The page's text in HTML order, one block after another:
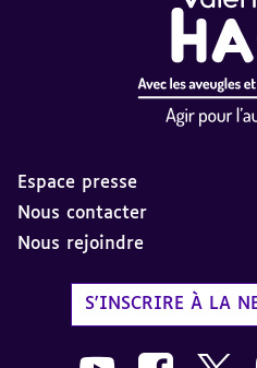
Espace presse
Nous contacter
Nous rejoindre
S'INSCRIRE À LA
Nous suivre sur
Nous suivre
Nous